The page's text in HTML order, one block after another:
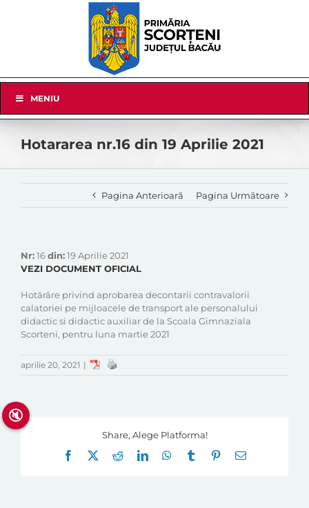
Navigation
MENIU
Hotararea nr.16 din 19 Aprilie 2021
Pagina Anterioară Pagina Următoare
Nr:16din:19 Aprilie 2021
VEZI DOCUMENT OFICIAL
Hotărâre privind aprobarea decontarii contravalorii
calatoriei pe mijloacele de transport ale personalului
didactic si didactic auxiliar de la Scoala Gimnaziala
Scorteni, pentru luna martie 2021
aprilie 20, 2021 |
Share, Alege Platforma!
Facebook
RedditLinkedInWhatsApp
Tumblr Pinterest
E-
🔇